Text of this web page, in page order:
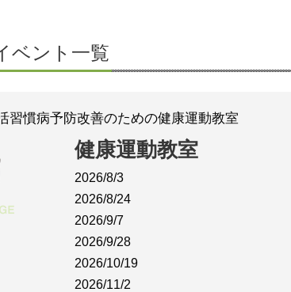
ベント一覧
習慣病予防改善のための健康運動教室
健康運動教室
2026/8/3
2026/8/24
2026/9/7
2026/9/28
2026/10/19
2026/11/2